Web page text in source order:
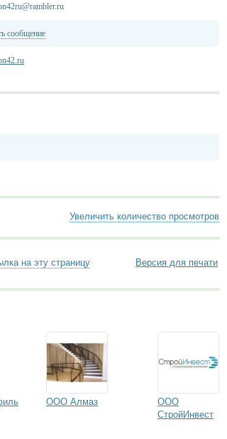
сообщение
Увеличить количество просмотров
на эту страницу Версия для печати
ООО Алмаз
ООО
СтройИнвест